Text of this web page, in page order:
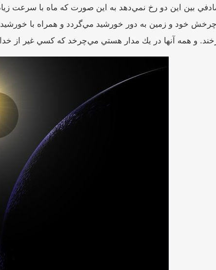
بين اين دو رخ نمي‌دهد به اين صورت كه ماه با سرعت
چرخش خود و زمين به دور خورشيد مي‌گردد و همراه با
و همه آنها در يك مدار هستي مي‌چرخد كه كسي غير از